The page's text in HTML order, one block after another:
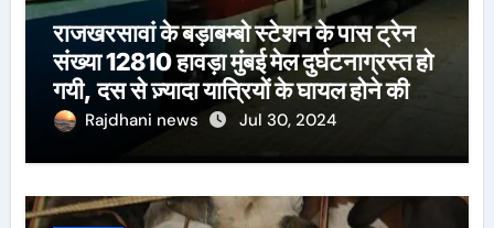
राजखरसावां के बड़ाबम्बो स्टेशन के पास ट्रेन
संख्या 12810 हावड़ा मुंबई मेल दुर्घटनाग्रस्त हो
गयी, दस से ज़्यादा यात्रियों के घायल होने की
खबर।सरायकेला के वरीय पदाधिकारी
Rajdhani news Jul 30, 2024